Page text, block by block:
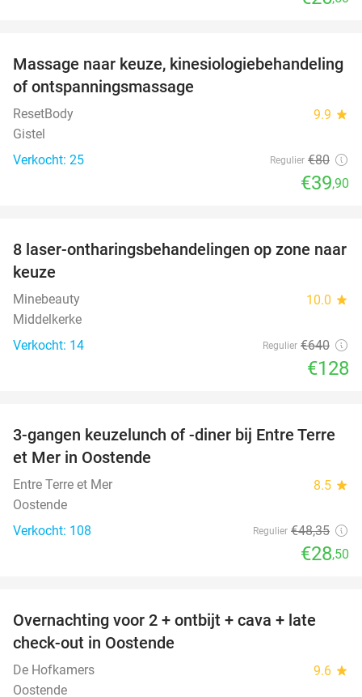
50%
Massage naar keuze, kinesiologiebehandeling
of ontspanningsmassage
ResetBody 9.9 star
Gistel
Verkocht: 25
Regulier €80
€39,90
80%
8 laser-ontharingsbehandelingen op zone naar
keuze
Minebeauty 10.0 star
Middelkerke
Verkocht: 14
Regulier €640
€128
41%
3-gangen keuzelunch of -diner bij Entre Terre
et Mer in Oostende
Entre Terre et Mer 8.5 star
Oostende
Verkocht: 108
Regulier €48,35
€28,50
49%
Overnachting voor 2 + ontbijt + cava + late
check-out in Oostende
De Hofkamers 9.6 star
Oostende